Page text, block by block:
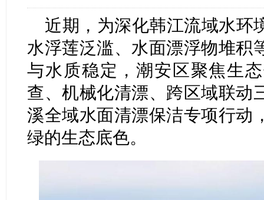
近期，为深化韩江流域水环
水浮莲泛滥、水面漂浮物堆积
与水质稳定，潮安区聚焦生
查、机械化清漂、跨区域联动
溪全域水面清漂保洁专项行动
绿的生态底色。